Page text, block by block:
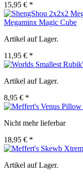
15,95 € *
Megaminx Magic Cube
Artikel auf Lager.
11,95 € *
Artikel auf Lager.
8,95 € *
Nicht mehr lieferbar
18,95 € *
Artikel auf Lager.